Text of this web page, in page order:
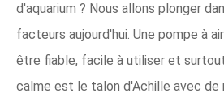
d'aquarium ? Nous allons plonger
facteurs aujourd'hui. Une pompe à
être fiable, facile à utiliser et
calme est le talon d'Achille avec de